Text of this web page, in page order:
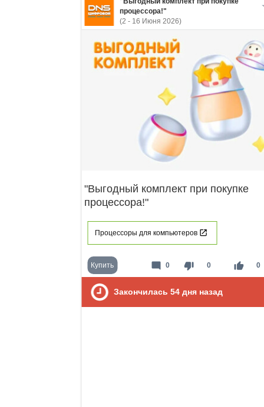
процессора!"
(2 - 16 Июня 2026)
"Выгодный комплект при покупке
процессора!"
Процессоры для компьютеров
Купить thumb_down 0 thumb_up 0
mode_comment 0
Закончилась 54 дня назад